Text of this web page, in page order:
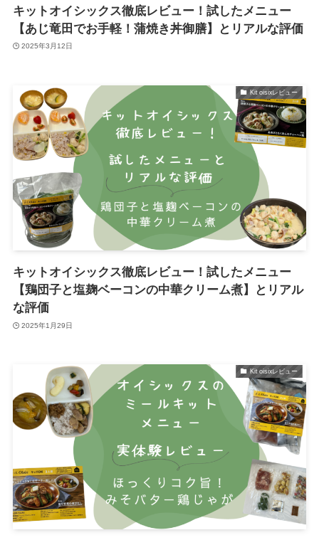
キットオイシックス徹底レビュー！試したメニュー
【あじ竜田でお手軽！蒲焼き丼御膳】とリアルな評価
2025年3月12日
Kit oisixレビュー
キットオイシックス徹底レビュー！試したメニュー
【鶏団子と塩麹ベーコンの中華クリーム煮】とリアル
な評価
2025年1月29日
Kit oisixレビュー